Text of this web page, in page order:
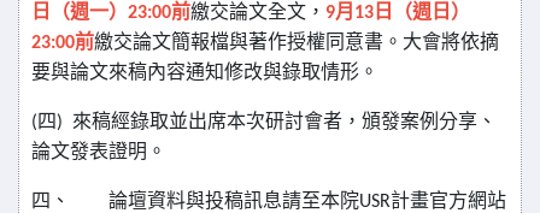
日（週一） 23:00前繳交論文全文， 9月 13 日（週日）
23:00前繳交論文簡報檔與著作授權同意書。大會將依摘
要與論文來稿內容通知修改與錄取情形。
(四) 來稿經錄取並出席本次研討會者，頒發案例分享、
論文發表證明。
四、 論壇資料與投稿訊息請至本院USR計畫官方網站